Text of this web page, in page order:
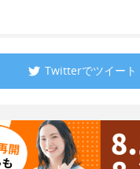
Twitterでツイート